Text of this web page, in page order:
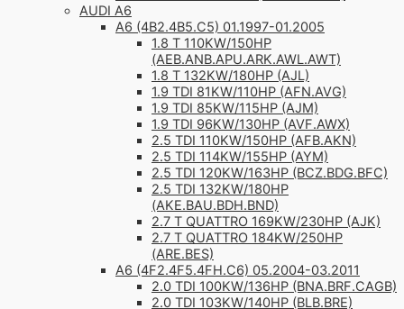
AUDI A6
A6 (4B2.4B5.C5) 01.1997-01.2005
1.8 T 110KW/150HP
(AEB.ANB.APU.ARK.AWL.AWT)
1.8 T 132KW/180HP (AJL)
1.9 TDI 81KW/110HP (AFN.AVG)
1.9 TDI 85KW/115HP (AJM)
1.9 TDI 96KW/130HP (AVF.AWX)
2.5 TDI 110KW/150HP (AFB.AKN)
2.5 TDI 114KW/155HP (AYM)
2.5 TDI 120KW/163HP (BCZ.BDG.BFC)
2.5 TDI 132KW/180HP
(AKE.BAU.BDH.BND)
2.7 T QUATTRO 169KW/230HP (AJK)
2.7 T QUATTRO 184KW/250HP
(ARE.BES)
A6 (4F2.4F5.4FH.C6) 05.2004-03.2011
2.0 TDI 100KW/136HP (BNA.BRF.CAGB)
2.0 TDI 103KW/140HP (BLB.BRE)